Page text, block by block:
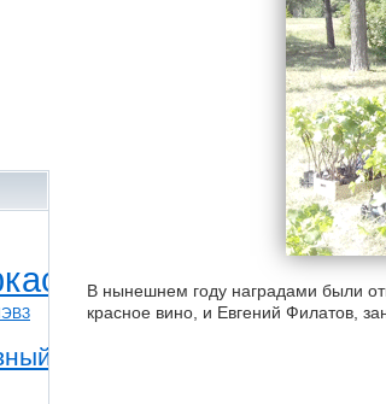
В нынешнем году наградами были
красное вино, и Евгений Филатов,